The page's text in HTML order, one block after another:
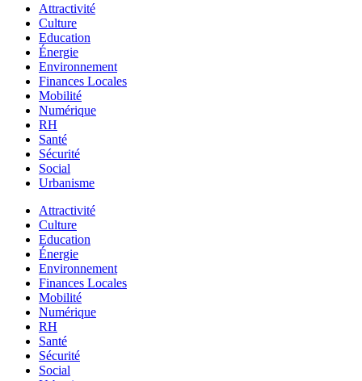
Attractivité
Culture
Education
Énergie
Environnement
Finances Locales
Mobilité
Numérique
RH
Santé
Sécurité
Social
Urbanisme
Attractivité
Culture
Education
Énergie
Environnement
Finances Locales
Mobilité
Numérique
RH
Santé
Sécurité
Social